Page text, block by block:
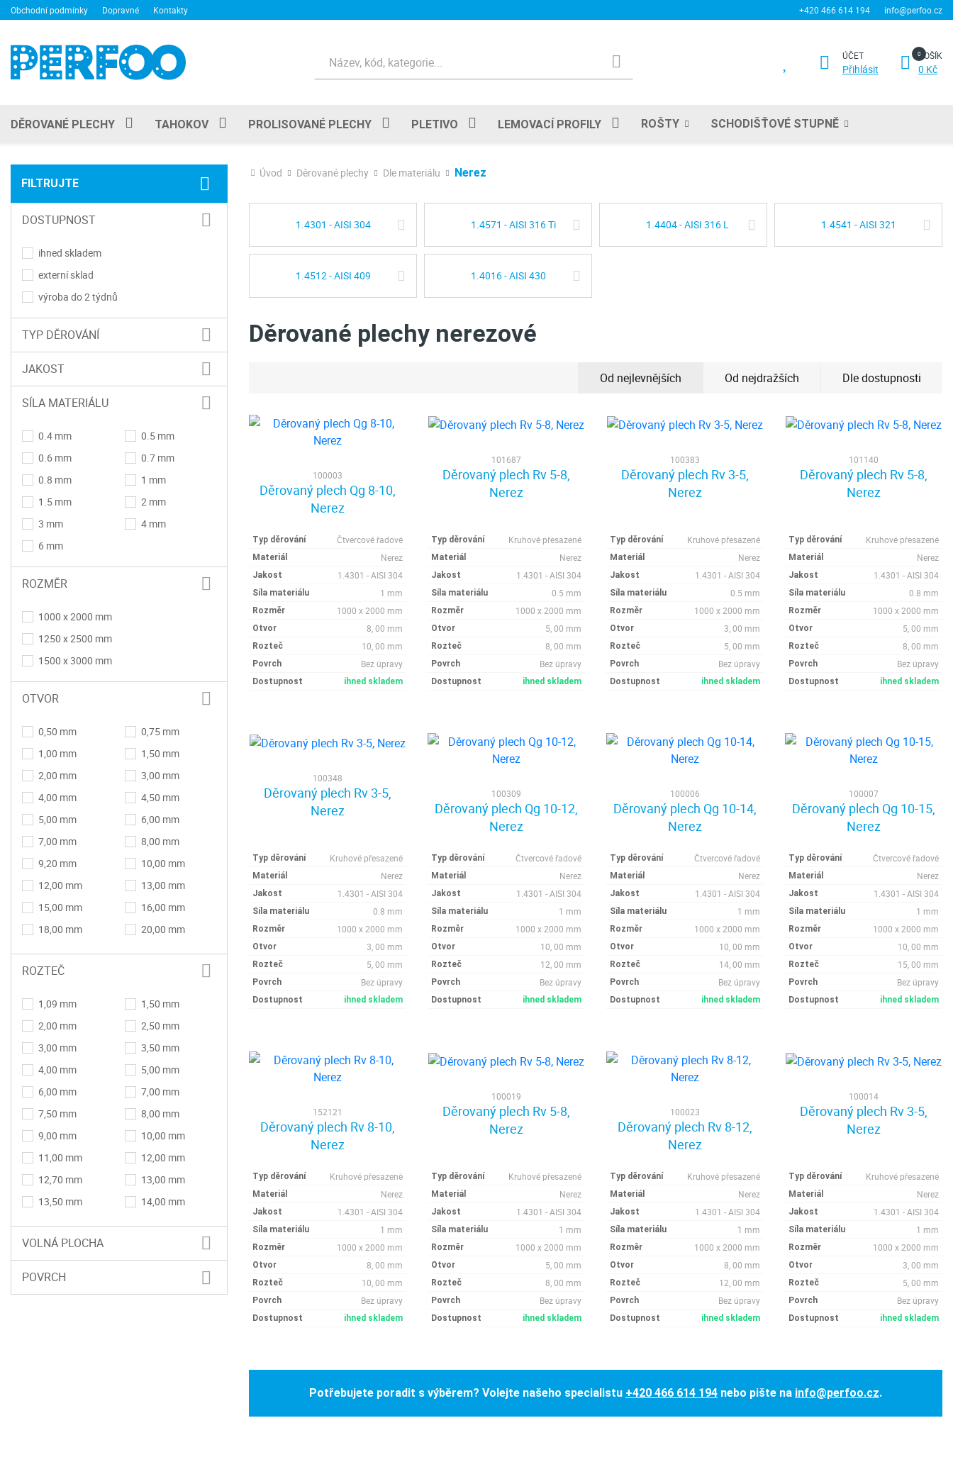
Obchodní podmínky Dopravné Kontakty +420 466 614 194 info@perfoo.cz
ÚČET
Přihlásit
KOŠÍK
0 Kč
DĚROVANÉ PLECHY TAHOKOV PROLISOVANÉ PLECHY PLETIVO LEMOVACÍ PROFILY ROŠTY SCHODIŠŤOVÉ STUPNĚ
FILTRUJTE
DOSTUPNOST
ihned skladem
externí sklad
výroba do 2 týdnů
TYP DĚROVÁNÍ
JAKOST
SÍLA MATERIÁLU
0.4 mm
0.5 mm
0.6 mm
0.7 mm
0.8 mm
1 mm
1.5 mm
2 mm
3 mm
4 mm
6 mm
ROZMĚR
1000 x 2000 mm
1250 x 2500 mm
1500 x 3000 mm
OTVOR
0,50 mm
0,75 mm
1,00 mm
1,50 mm
2,00 mm
3,00 mm
4,00 mm
4,50 mm
5,00 mm
6,00 mm
7,00 mm
8,00 mm
9,20 mm
10,00 mm
12,00 mm
13,00 mm
15,00 mm
16,00 mm
18,00 mm
20,00 mm
25,00 mm
30,00 mm
35,00 mm
ROZTEČ
1,09 mm
1,50 mm
2,00 mm
2,50 mm
3,00 mm
3,50 mm
4,00 mm
5,00 mm
6,00 mm
7,00 mm
7,50 mm
8,00 mm
9,00 mm
10,00 mm
11,00 mm
12,00 mm
12,70 mm
13,00 mm
13,50 mm
14,00 mm
15,00 mm
15,34 mm
16,00 mm
VOLNÁ PLOCHA
POVRCH
Úvod Děrované plechy Dle materiálu Nerez
1.4301 - AISI 304 1.4571 - AISI 316 Ti 1.4404 - AISI 316 L 1.4541 - AISI 321
1.4512 - AISI 409 1.4016 - AISI 430
Děrované plechy nerezové
Od nejlevnějších Od nejdražších Dle dostupnosti
100003
Děrovaný plech Qg 8-10,
Nerez
Typ děrování Čtvercové řadové
Materiál Nerez
Jakost 1.4301 - AISI 304
Síla materiálu 1 mm
Rozměr 1000 x 2000 mm
Otvor 8, 00 mm
Rozteč 10, 00 mm
Povrch Bez úpravy
Dostupnost ihned skladem
101687
Děrovaný plech Rv 5-8,
Nerez
Typ děrování Kruhové přesazené
Materiál Nerez
Jakost 1.4301 - AISI 304
Síla materiálu 0.5 mm
Rozměr 1000 x 2000 mm
Otvor 5, 00 mm
Rozteč 8, 00 mm
Povrch Bez úpravy
Dostupnost ihned skladem
100383
Děrovaný plech Rv 3-5,
Nerez
Typ děrování Kruhové přesazené
Materiál Nerez
Jakost 1.4301 - AISI 304
Síla materiálu 0.5 mm
Rozměr 1000 x 2000 mm
Otvor 3, 00 mm
Rozteč 5, 00 mm
Povrch Bez úpravy
Dostupnost ihned skladem
101140
Děrovaný plech Rv 5-8,
Nerez
Typ děrování Kruhové přesazené
Materiál Nerez
Jakost 1.4301 - AISI 304
Síla materiálu 0.8 mm
Rozměr 1000 x 2000 mm
Otvor 5, 00 mm
Rozteč 8, 00 mm
Povrch Bez úpravy
Dostupnost ihned skladem
100348
Děrovaný plech Rv 3-5,
Nerez
Typ děrování Kruhové přesazené
Materiál Nerez
Jakost 1.4301 - AISI 304
Síla materiálu 0.8 mm
Rozměr 1000 x 2000 mm
Otvor 3, 00 mm
Rozteč 5, 00 mm
Povrch Bez úpravy
Dostupnost ihned skladem
100309
Děrovaný plech Qg 10-12,
Nerez
Typ děrování Čtvercové řadové
Materiál Nerez
Jakost 1.4301 - AISI 304
Síla materiálu 1 mm
Rozměr 1000 x 2000 mm
Otvor 10, 00 mm
Rozteč 12, 00 mm
Povrch Bez úpravy
Dostupnost ihned skladem
100006
Děrovaný plech Qg 10-14,
Nerez
Typ děrování Čtvercové řadové
Materiál Nerez
Jakost 1.4301 - AISI 304
Síla materiálu 1 mm
Rozměr 1000 x 2000 mm
Otvor 10, 00 mm
Rozteč 14, 00 mm
Povrch Bez úpravy
Dostupnost ihned skladem
100007
Děrovaný plech Qg 10-15,
Nerez
Typ děrování Čtvercové řadové
Materiál Nerez
Jakost 1.4301 - AISI 304
Síla materiálu 1 mm
Rozměr 1000 x 2000 mm
Otvor 10, 00 mm
Rozteč 15, 00 mm
Povrch Bez úpravy
Dostupnost ihned skladem
152121
Děrovaný plech Rv 8-10,
Nerez
Typ děrování Kruhové přesazené
Materiál Nerez
Jakost 1.4301 - AISI 304
Síla materiálu 1 mm
Rozměr 1000 x 2000 mm
Otvor 8, 00 mm
Rozteč 10, 00 mm
Povrch Bez úpravy
Dostupnost ihned skladem
100019
Děrovaný plech Rv 5-8,
Nerez
Typ děrování Kruhové přesazené
Materiál Nerez
Jakost 1.4301 - AISI 304
Síla materiálu 1 mm
Rozměr 1000 x 2000 mm
Otvor 5, 00 mm
Rozteč 8, 00 mm
Povrch Bez úpravy
Dostupnost ihned skladem
100023
Děrovaný plech Rv 8-12,
Nerez
Typ děrování Kruhové přesazené
Materiál Nerez
Jakost 1.4301 - AISI 304
Síla materiálu 1 mm
Rozměr 1000 x 2000 mm
Otvor 8, 00 mm
Rozteč 12, 00 mm
Povrch Bez úpravy
Dostupnost ihned skladem
100014
Děrovaný plech Rv 3-5,
Nerez
Typ děrování Kruhové přesazené
Materiál Nerez
Jakost 1.4301 - AISI 304
Síla materiálu 1 mm
Rozměr 1000 x 2000 mm
Otvor 3, 00 mm
Rozteč 5, 00 mm
Povrch Bez úpravy
Dostupnost ihned skladem
Potřebujete poradit s výběrem? Volejte našeho specialistu +420 466 614 194 nebo pište na info@perfoo.cz.